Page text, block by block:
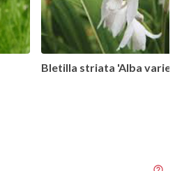
Bletilla striata 'Alba